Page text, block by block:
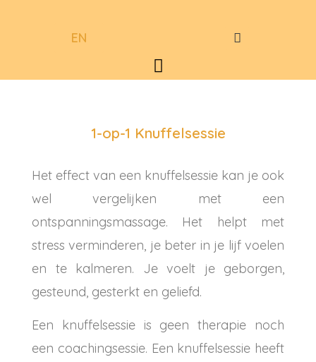
inhoud
EN
Menu
1-op-1 Knuffelsessie
Het effect van een knuffelsessie kan je ook
wel vergelijken met een
ontspanningsmassage. Het helpt met
stress verminderen, je beter in je lijf voelen
en te kalmeren. Je voelt je geborgen,
gesteund, gesterkt en geliefd.
Een knuffelsessie is geen therapie noch
een coachingsessie. Een knuffelsessie heeft